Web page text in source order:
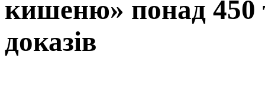
кишеню» понад 450
доказів